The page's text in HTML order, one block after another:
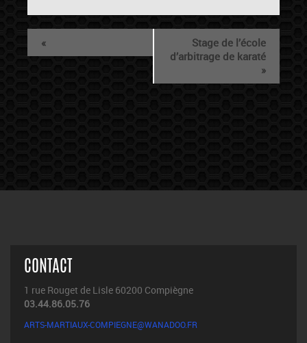
«
Stage de l’école
d’arbitrage de karaté
»
CONTACT
1 rue Rouget de Lisle 60200 Compiègne
03.44.86.05.76
ARTS-MARTIAUX-COMPIEGNE@WANADOO.FR